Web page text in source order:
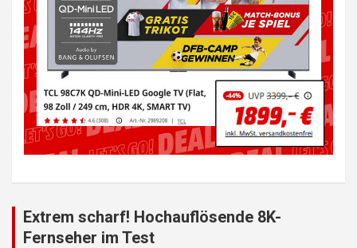
Extrem scharf! Hochauflösende 8K-
Fernseher im Test